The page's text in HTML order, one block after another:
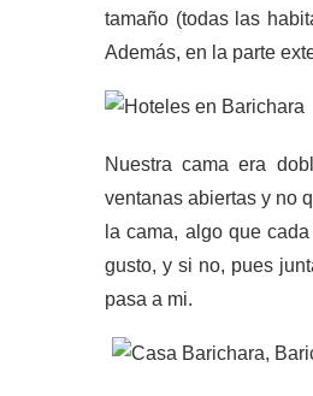
tamaño (todas las
Además, en la parte
Nuestra cama era
ventanas abiertas y no
la cama, algo que
gusto, y si no, pues
pasa a mi.